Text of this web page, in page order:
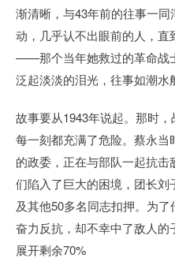
渐清晰，与43年前的往事一
动，几乎认不出眼前的人，
——那个当年她救过的革命战
泛起淡淡的泪光，往事如潮水
故事要从1943年说起。那时
每一刻都充满了危险。蔡永
的政委，正在与部队一起抗
们陷入了巨大的困境，团长
及其他50多名同志扣押。为
奋力反抗，却不幸中了敌人的
展开剩余70%